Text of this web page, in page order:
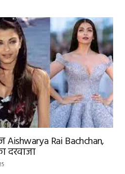
Rai Bachchan,
दरवाजा